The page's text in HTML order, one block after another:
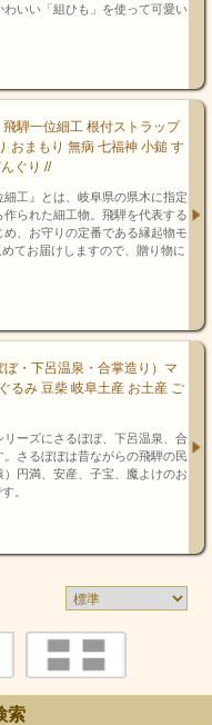
いい「組ひも」を使って可愛い
飛騨一位細工 根付ストラップ
おまもり 無病 七福神 小鎚 す
ぐり //
工』とは、岐阜県の県木に指定
られた細工物。飛騨を代表する
、お守りの定番である縁起物モ
てお届けしますので、贈り物に
・下呂温泉・合掌造り）マ
るみ 豆柴 岐阜土産 お土産 ご
ーズにさるぼぼ、下呂温泉、合
さるぼぼは昔ながらの飛騨の民
円満、安産、子宝、魔よけのお
。
索